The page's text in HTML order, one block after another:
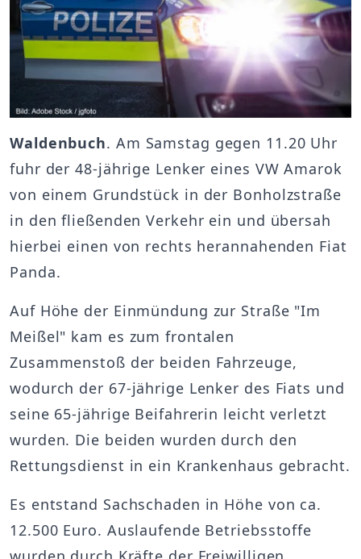
Waldenbuch. Am Samstag gegen 11.20 Uhr
fuhr der 48-jährige Lenker eines VW Amarok
von einem Grundstück in der Bonholzstraße
in den fließenden Verkehr ein und übersah
hierbei einen von rechts herannahenden Fiat
Panda.
Auf Höhe der Einmündung zur Straße "Im
Meißel" kam es zum frontalen
Zusammenstoß der beiden Fahrzeuge,
wodurch der 67-jährige Lenker des Fiats und
seine 65-jährige Beifahrerin leicht verletzt
wurden. Die beiden wurden durch den
Rettungsdienst in ein Krankenhaus gebracht.
Es entstand Sachschaden in Höhe von ca.
12.500 Euro. Auslaufende Betriebsstoffe